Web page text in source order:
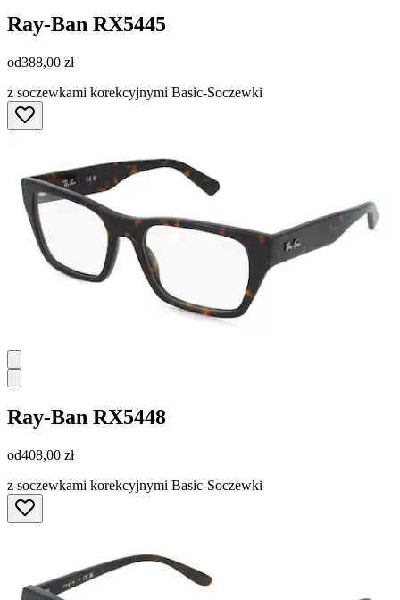
Ray-Ban RX5445
od388,00 zł
z soczewkami korekcyjnymi Basic-Soczewki
Ray-Ban RX5448
od408,00 zł
z soczewkami korekcyjnymi Basic-Soczewki